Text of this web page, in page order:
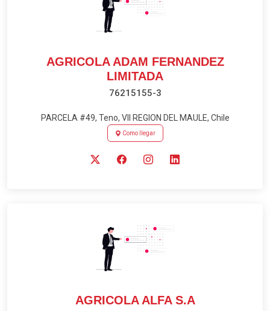
AGRICOLA ADAM FERNANDEZ
LIMITADA
76215155-3
PARCELA #49, Teno, VII REGION DEL MAULE, Chile
Como llegar
AGRICOLA ALFA S.A